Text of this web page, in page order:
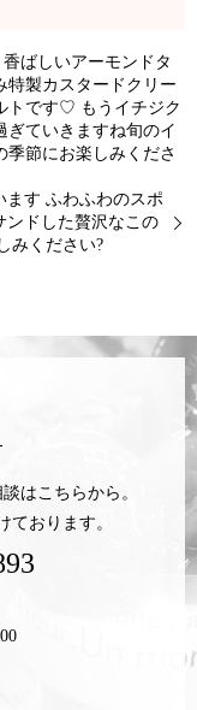
ばしいアーモンドタ
特製カスタードクリー
トです♡ もうイチジク
ぎていきますね旬のイ
節にお楽しみくださ
ます ふわふわのスポ
ンドした贅沢なこの
みください?
はこちらから。
ております。